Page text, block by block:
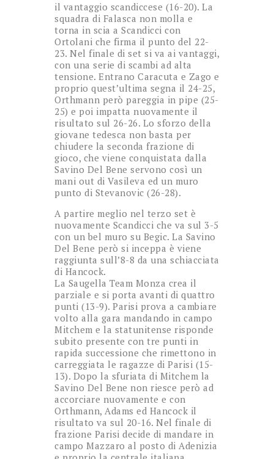
il vantaggio scandiccese (16-20). La
squadra di Falasca non molla e
torna in scia a Scandicci con
Ortolani che firma il punto del 22-
23. Nel finale di set si va ai vantaggi,
con una serie di scambi ad alta
tensione. Entrano Caracuta e Zago e
proprio quest’ultima segna il 24-25,
Orthmann però pareggia in pipe (25-
25) e poi impatta nuovamente il
risultato sul 26-26. Lo sforzo della
giovane tedesca non basta per
chiudere la seconda frazione di
gioco, che viene conquistata dalla
Savino Del Bene servono così un
mani out di Vasileva ed un muro
punto di Stevanovic (26-28).
A partire meglio nel terzo set è
nuovamente Scandicci che va sul 3-5
con un bel muro su Begic. La Savino
Del Bene però si inceppa è viene
raggiunta sull’8-8 da una schiacciata
di Hancock.
La Saugella Team Monza crea il
parziale e si porta avanti di quattro
punti (13-9). Parisi prova a cambiare
volto alla gara mandando in campo
Mitchem e la statunitense risponde
subito presente con tre punti in
rapida successione che rimettono in
carreggiata le ragazze di Parisi (15-
13). Dopo la sfuriata di Mitchem la
Savino Del Bene non riesce però ad
accorciare nuovamente e con
Orthmann, Adams ed Hancock il
risultato va sul 20-16. Nel finale di
frazione Parisi decide di mandare in
campo Mazzaro al posto di Adenizia